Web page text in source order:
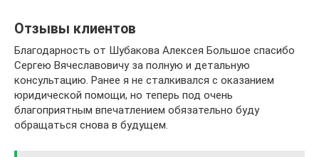
Отзывы клиентов
Благодарность от Шубакова Алексея Большое спасибо
Сергею Вячеславовичу за полную и детальную
консультацию. Ранее я не сталкивался с оказанием
юридической помощи, но теперь под очень
благоприятным впечатлением обязательно буду
обращаться снова в будущем.